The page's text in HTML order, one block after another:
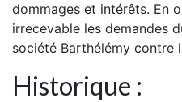
dommages et intérêts. En
irrecevable les demandes
société Barthélémy contre
Historique :